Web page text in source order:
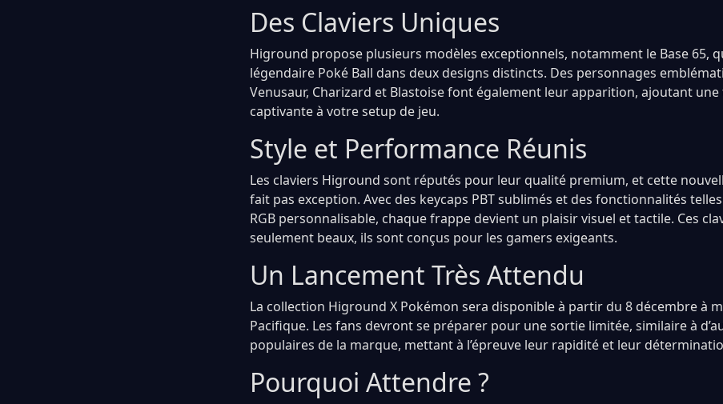
Des Claviers Uniques
Higround propose plusieurs modèles exceptionnels, notamment le Base 65,
légendaire Poké Ball dans deux designs distincts. Des personnages
Venusaur, Charizard et Blastoise font également leur apparition, ajoutant
captivante à votre setup de jeu.
Style et Performance Réunis
Les claviers Higround sont réputés pour leur qualité premium, et cette
fait pas exception. Avec des keycaps PBT sublimés et des fonctionnalités telles
RGB personnalisable, chaque frappe devient un plaisir visuel et tactile. Ces
seulement beaux, ils sont conçus pour les gamers exigeants.
Un Lancement Très Attendu
La collection Higround X Pokémon sera disponible à partir du 8 décembre à
Pacifique. Les fans devront se préparer pour une sortie limitée, similaire à
populaires de la marque, mettant à l’épreuve leur rapidité et leur
Pourquoi Attendre ?